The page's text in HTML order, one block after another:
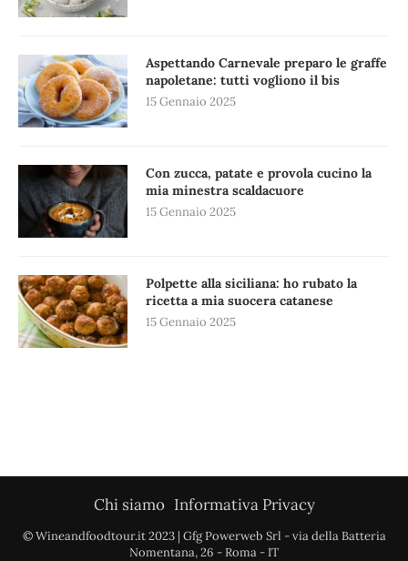
Aspettando Carnevale preparo le graffe
napoletane: tutti vogliono il bis
15 Gennaio 2025
Con zucca, patate e provola cucino la
mia minestra scaldacuore
15 Gennaio 2025
Polpette alla siciliana: ho rubato la
ricetta a mia suocera catanese
15 Gennaio 2025
Chi siamo Informativa Privacy
© Wineandfoodtour.it 2023 | Gfg Powerweb Srl - via della Batteria
Nomentana, 26 - Roma - IT